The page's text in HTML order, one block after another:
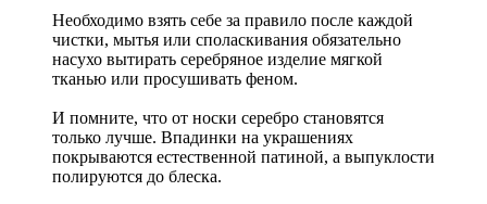
Необходимо взять себе за правило после каждой
чистки, мытья или споласкивания обязательно
насухо вытирать серебряное изделие мягкой
тканью или просушивать феном.
И помните, что от носки серебро становятся
только лучше. Впадинки на украшениях
покрываются естественной патиной, а выпуклости
полируются до блеска.